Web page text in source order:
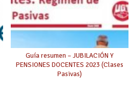
Guía resumen – JUBILACIÓN Y
PENSIONES DOCENTES 2023 (Clases
Pasivas)